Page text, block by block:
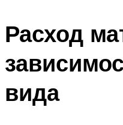
Расход
вида